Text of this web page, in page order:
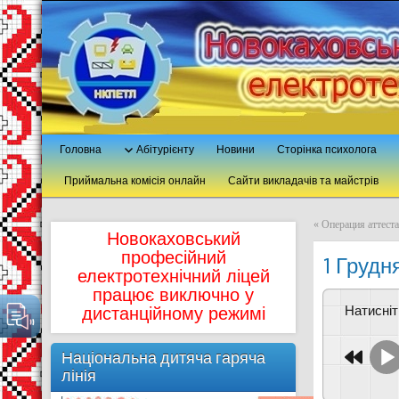
Головна Абітурієнту Новини Сторінка психолога
Приймальна комісія онлайн Сайти викладачів та майстрів
Новокаховський
професійний
електротехнічний ліцей
працює виключно у
дистанційному режимі
Національна дитяча гаряча
лінія
« Операция
1